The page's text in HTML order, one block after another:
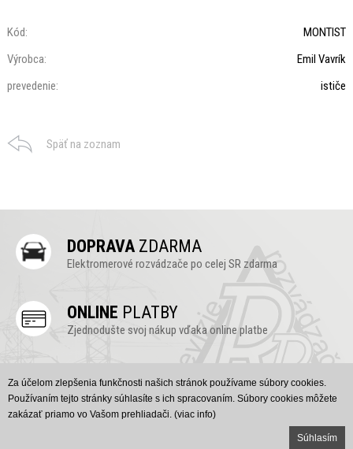
Kód:
MONTIST
Výrobca:
Emil Vavrík
prevedenie:
ističe
Späť na zoznam
DOPRAVA ZDARMA
Elektromerové rozvádzače po celej SR zdarma
ONLINE PLATBY
Zjednodušte svoj nákup vďaka online platbe
ONLINEPODPORA
Vyskúšajte náš chat, radi Vám poradíme (v pravo dole)
www.rozvadzace-revizie.sk© 2016
Za účelom zlepšenia funkčnosti našich stránok používame súbory cookies.
Používaním tejto stránky súhlasíte s ich spracovaním. Súbory cookies môžete
zakázať priamo vo Vašom prehliadači. (viac info)
Súhlasím